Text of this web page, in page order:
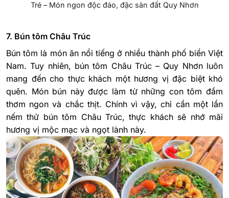
Tré – Món ngon độc đáo, đặc sản đất Quy Nhơn
7. Bún tôm Châu Trúc
Bún tôm là món ăn nổi tiếng ở nhiều thành phố biển Việt
Nam. Tuy nhiên, bún tôm Châu Trúc – Quy Nhơn luôn
mang đến cho thực khách một hương vị đặc biệt khó
quên. Món bún này được làm từ những con tôm đầm
thơm ngon và chắc thịt. Chính vì vậy, chỉ cần một lần
nếm thử bún tôm Châu Trúc, thực khách sẽ nhớ mãi
hương vị mộc mạc và ngọt lành này.